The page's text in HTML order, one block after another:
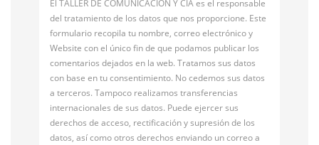
El TALLER DE COMUNICACIÓN Y CÍA es el responsable
del tratamiento de los datos que nos proporcione. Este
formulario recopila tu nombre, correo electrónico y
Website con el único fin de que podamos publicar los
comentarios dejados en la web. Tratamos sus datos
con base en tu consentimiento. No cedemos sus datos
a terceros. Tampoco realizamos transferencias
internacionales de sus datos. Puede ejercer sus
derechos de acceso, rectificación y supresión de los
datos, así como otros derechos enviando un correo a